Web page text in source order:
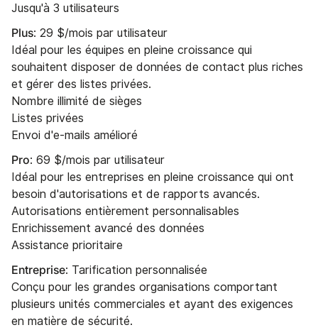
Jusqu'à 3 utilisateurs
Plus: 29 $/mois par utilisateur
Idéal pour les équipes en pleine croissance qui
souhaitent disposer de données de contact plus riches
et gérer des listes privées.
Nombre illimité de sièges
Listes privées
Envoi d'e-mails amélioré
Pro: 69 $/mois par utilisateur
Idéal pour les entreprises en pleine croissance qui ont
besoin d'autorisations et de rapports avancés.
Autorisations entièrement personnalisables
Enrichissement avancé des données
Assistance prioritaire
Entreprise: Tarification personnalisée
Conçu pour les grandes organisations comportant
plusieurs unités commerciales et ayant des exigences
en matière de sécurité.